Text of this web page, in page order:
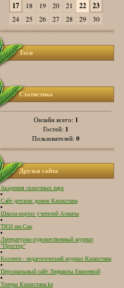
17 18 19 20 21 22 23
24 25 26 27 28 29 30
Теги
Статистика
Онлайн всего: 1
Гостей: 1
Пользователей: 0
Друзья сайта
Академия сказочных наук
Сайт детских домов Казахстана
Школа-портал учителей Алматы
ТЮЗ им.Сац
Литературно-художественный журнал
"Простор"
Коллеги - педагогический журнал Казахстана
Персональный сайт Людмилы Енисеевой
Театры Казахстана.kz